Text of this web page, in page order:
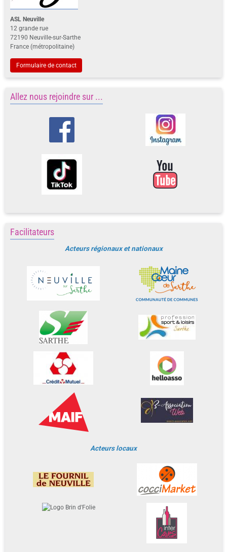
ASL Neuville
12 grande rue
72190 Neuville-sur-Sarthe
France (métropolitaine)
Formulaire de contact
Allez nous rejoindre sur ...
Facilitateurs
Acteurs régionaux et nationaux
Acteurs locaux